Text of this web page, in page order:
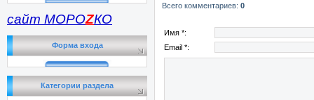
сайт МОРОZКО
Форма входа
Категории раздела
Всего комментариев: 0
Имя *:
Email *: